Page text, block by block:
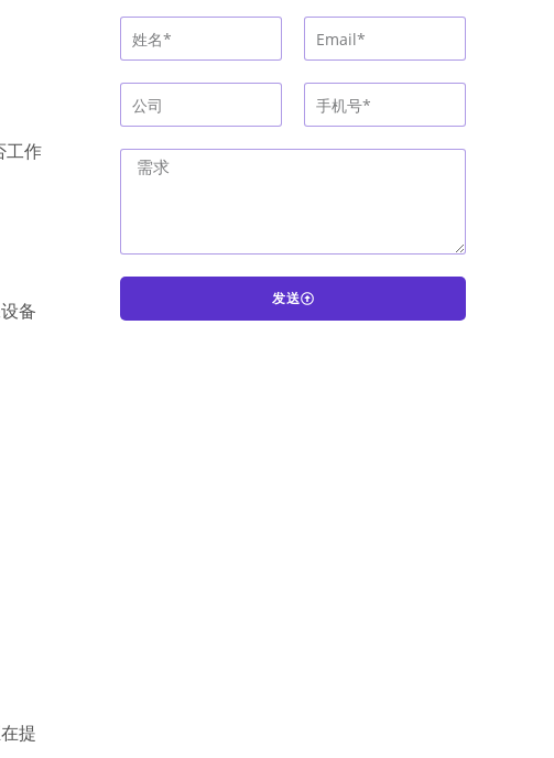
工作
备
提
发送